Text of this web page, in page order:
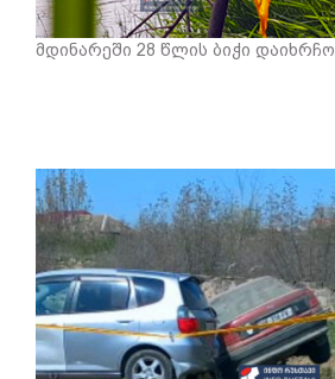
მდინარეში 28 წლის ბიჭი დაიხრჩო